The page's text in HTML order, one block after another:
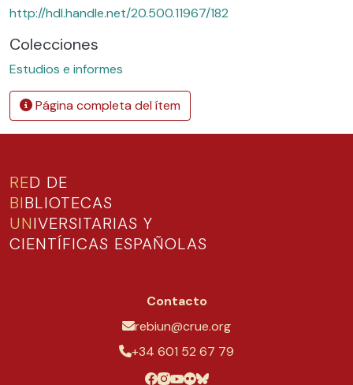
http://hdl.handle.net/20.500.11967/182
Colecciones
Estudios e informes
Página completa del ítem
RED DE
BIBLIOTECAS
UNIVERSITARIAS Y
CIENTÍFICAS ESPAÑOLAS
Contacto
rebiun@crue.org
+34 601 52 67 79